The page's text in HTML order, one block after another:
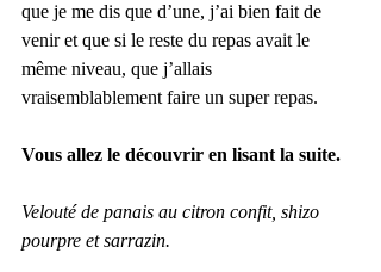
que je me dis que d’une, j’ai bien fait de
venir et que si le reste du repas avait le
même niveau, que j’allais
vraisemblablement faire un super repas.
Vous allez le découvrir en lisant la suite.
Velouté de panais au citron confit, shizo
pourpre et sarrazin.